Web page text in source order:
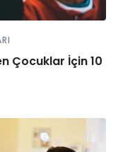
Çocuklar İçin 10